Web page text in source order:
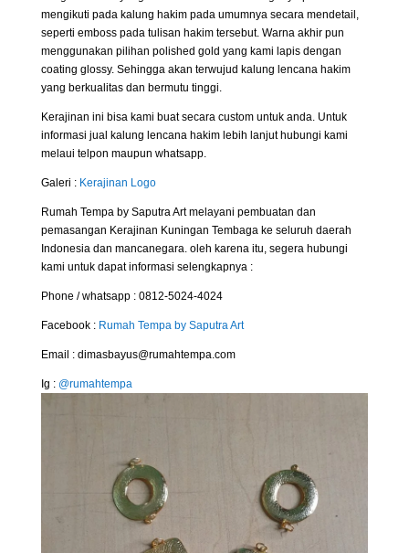
mengikuti pada kalung hakim pada umumnya secara mendetail,
seperti emboss pada tulisan hakim tersebut. Warna akhir pun
menggunakan pilihan polished gold yang kami lapis dengan
coating glossy. Sehingga akan terwujud kalung lencana hakim
yang berkualitas dan bermutu tinggi.
Kerajinan ini bisa kami buat secara custom untuk anda. Untuk
informasi jual kalung lencana hakim lebih lanjut hubungi kami
melaui telpon maupun whatsapp.
Galeri : Kerajinan Logo
Rumah Tempa by Saputra Art melayani pembuatan dan
pemasangan Kerajinan Kuningan Tembaga ke seluruh daerah
Indonesia dan mancanegara. oleh karena itu, segera hubungi
kami untuk dapat informasi selengkapnya :
Phone / whatsapp : 0812-5024-4024
Facebook : Rumah Tempa by Saputra Art
Email : dimasbayus@rumahtempa.com
Ig : @rumahtempa